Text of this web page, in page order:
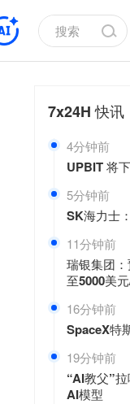
7x24H快讯
4分钟前
UPBIT 将
5分钟前
SK海力士
11分钟前
瑞银集团
至5000美
16分钟前
SpaceX特
19分钟前
“AI教父”
AI模型